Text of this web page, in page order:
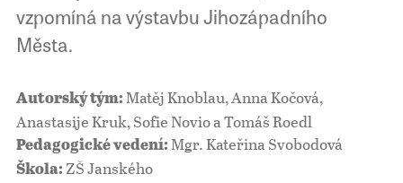
vzpomíná na výstavbu Jihozápadního
Města.
Autorský tým: Matěj Knoblau, Anna Kočová,
Anastasije Kruk, Sofie Novio a Tomáš Roedl
Pedagogické vedení: Mgr. Kateřina Svobodová
Škola: ZŠ Janského